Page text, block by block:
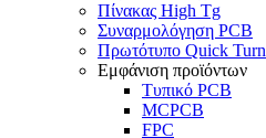
Πίνακας High Tg
Συναρμολόγηση PCB
Πρωτότυπο Quick Turn
Εμφάνιση προϊόντων
Τυπικό PCB
MCPCB
FPC